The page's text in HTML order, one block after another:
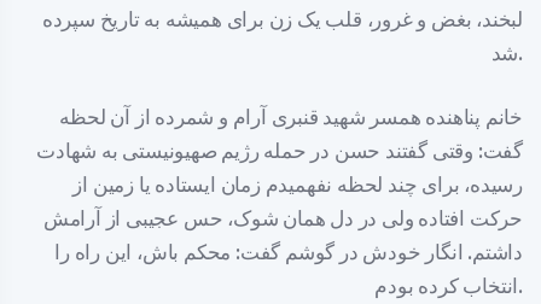
لبخند، بغض و غرور، قلب یک زن برای همیشه به تاریخ سپرده
شد.
خانم پناهنده همسر شهید قنبری آرام و شمرده از آن لحظه
گفت: وقتی گفتند حسن در حمله رژیم صهیونیستی به شهادت
رسیده، برای چند لحظه نفهمیدم زمان ایستاده یا زمین از
حرکت افتاده ولی در دل همان شوک، حس عجیبی از آرامش
داشتم. انگار خودش در گوشم گفت: محکم باش، این راه را
انتخاب کرده بودم.